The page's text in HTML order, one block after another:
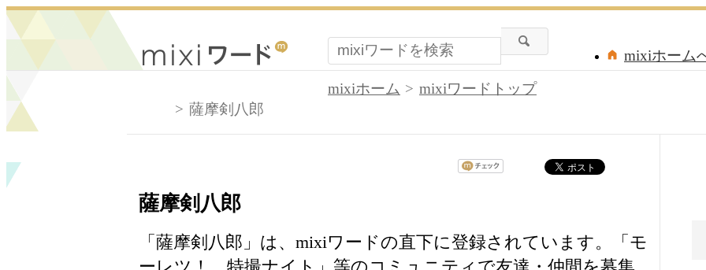
mixiホーム
mixiホーム
mixiワードトップ
薩摩剣八郎
薩摩剣八郎
「薩摩剣八郎」は、mixiワードの直下に登録されています。「モ